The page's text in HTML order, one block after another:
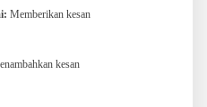
Memberikan kesan
kesan